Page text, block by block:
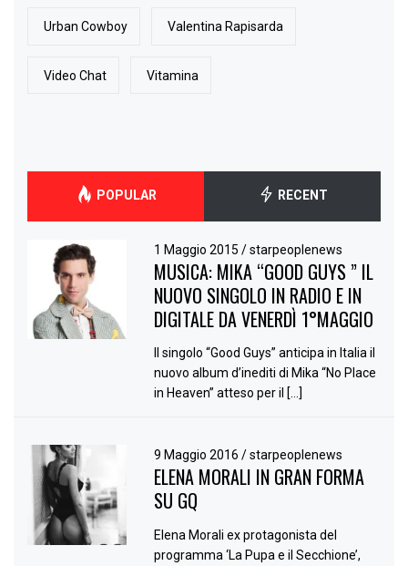
Urban Cowboy Valentina Rapisarda
Video Chat Vitamina
POPULAR RECENT
1 Maggio 2015/ starpeoplenews
MUSICA: MIKA “GOOD GUYS ” IL
NUOVO SINGOLO IN RADIO E IN
DIGITALE DA VENERDÌ 1°MAGGIO
Il singolo “Good Guys” anticipa in Italia il
nuovo album d’inediti di Mika “No Place
in Heaven” atteso per il […]
9 Maggio 2016/ starpeoplenews
ELENA MORALI IN GRAN FORMA
SU GQ
Elena Morali ex protagonista del
programma ‘La Pupa e il Secchione’,